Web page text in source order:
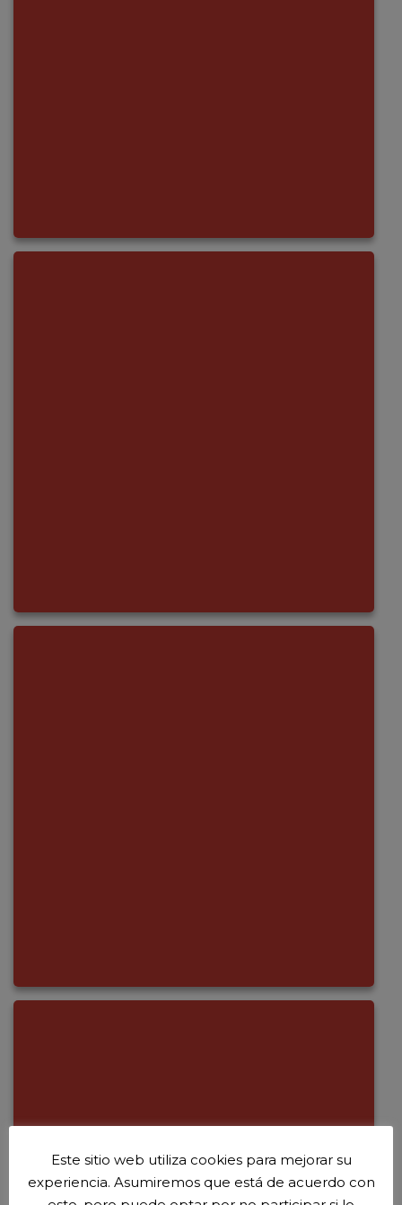
Este sitio web utiliza cookies para mejorar su
experiencia. Asumiremos que está de acuerdo con